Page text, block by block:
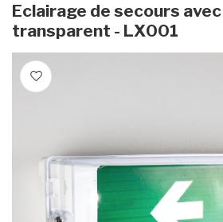
Eclairage de secours
transparent - LX001